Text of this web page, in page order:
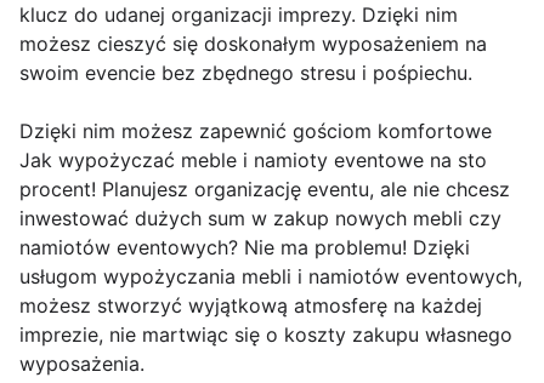
klucz do udanej organizacji imprezy. Dzięki nim
możesz cieszyć się doskonałym wyposażeniem na
swoim evencie bez zbędnego stresu i pośpiechu.
Dzięki nim możesz zapewnić gościom komfortowe
Jak wypożyczać meble i namioty eventowe na sto
procent! Planujesz organizację eventu, ale nie chcesz
inwestować dużych sum w zakup nowych mebli czy
namiotów eventowych? Nie ma problemu! Dzięki
usługom wypożyczania mebli i namiotów eventowych,
możesz stworzyć wyjątkową atmosferę na każdej
imprezie, nie martwiąc się o koszty zakupu własnego
wyposażenia.